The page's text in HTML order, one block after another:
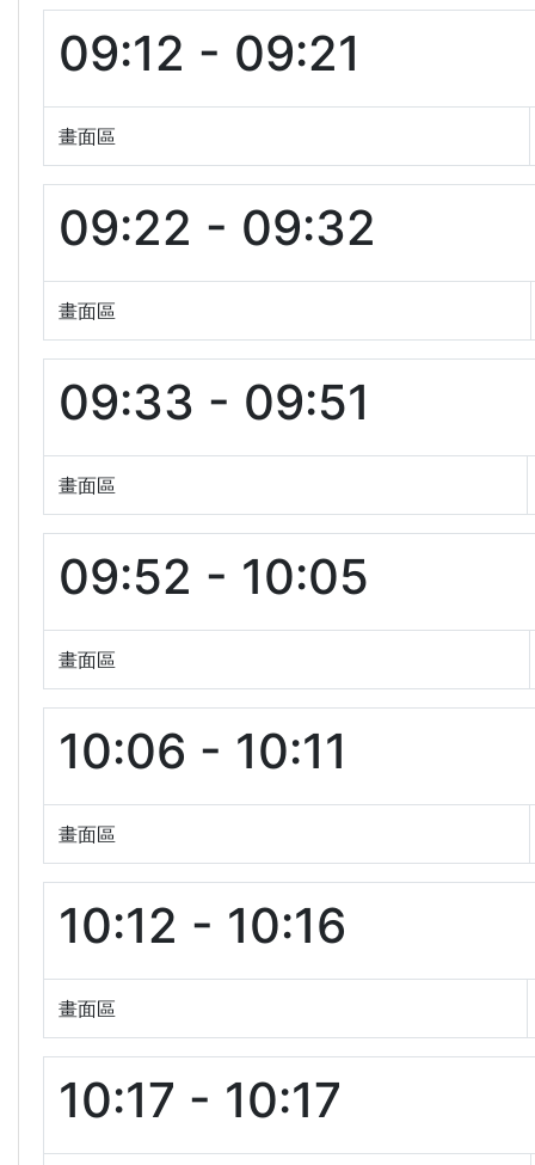
09:12 - 09:21
畫面區
09:22 - 09:32
畫面區
09:33 - 09:51
畫面區
09:52 - 10:05
畫面區
10:06 - 10:11
畫面區
10:12 - 10:16
畫面區
10:17 - 10:17